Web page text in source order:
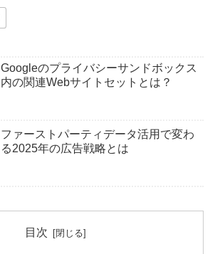
Googleのプライバシーサンドボックス
内の関連Webサイトセットとは？
ファーストパーティデータ活用で変わ
る2025年の広告戦略とは
目次